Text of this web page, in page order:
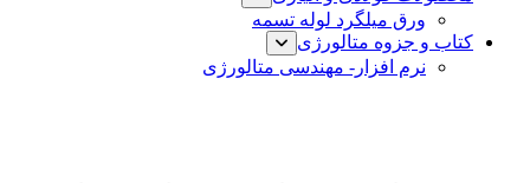
ورق میلگرد لوله تسمه
کتاب و جزوه متالورژی
نرم افزار- مهندسی متالورژی